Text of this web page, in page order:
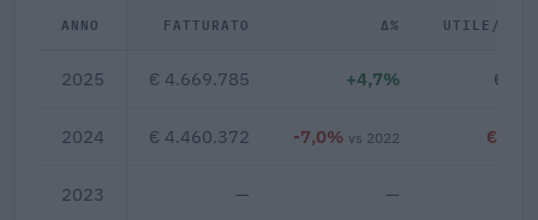
ANNO FATTURATO Δ% UTILE/
2025 € 4.669.785 +4,7% €
2024 € 4.460.372 -7,0% vs 2022 € -
2023 — —